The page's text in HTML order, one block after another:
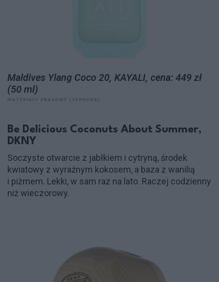
Maldives Ylang Coco 20, KAYALI, cena: 449 zł
(50 ml)
Be Delicious Coconuts About Summer,
DKNY
Soczyste otwarcie z jabłkiem i cytryną, środek
kwiatowy z wyraźnym kokosem, a baza z wanilią
i piżmem. Lekki, w sam raz na lato. Raczej codzienny
niż wieczorowy.